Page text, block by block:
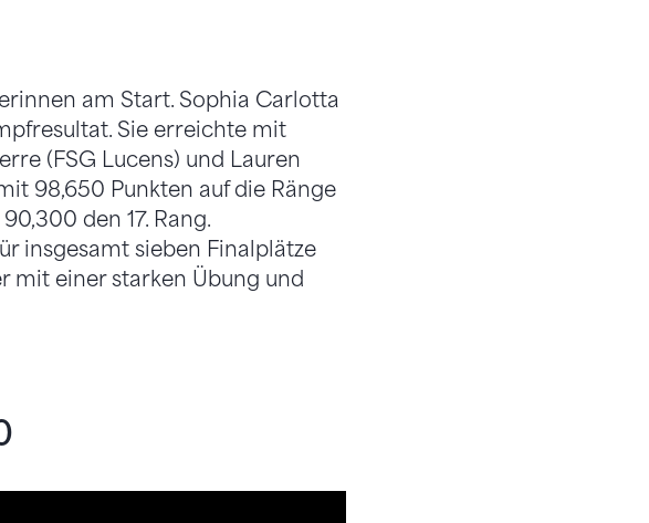
am Start. Sophia Carlotta
Sie erreichte mit
(FSG Lucens) und Lauren
98,650 Punkten auf die Ränge
den 17. Rang.
insgesamt sieben Finalplätze
mit einer starken Übung und